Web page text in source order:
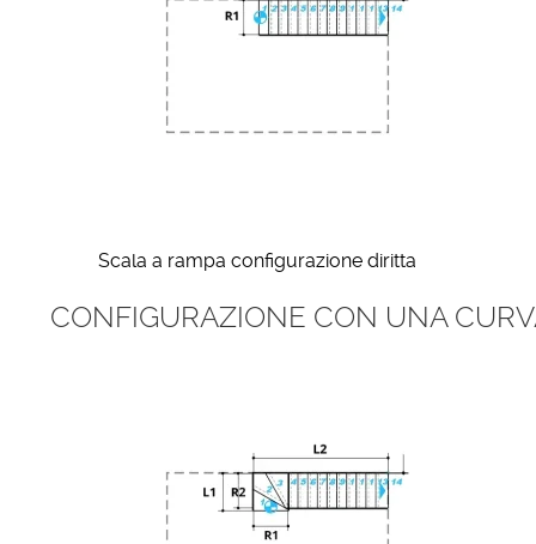
Scala a rampa configurazione diritta
CONFIGURAZIONE CON UNA